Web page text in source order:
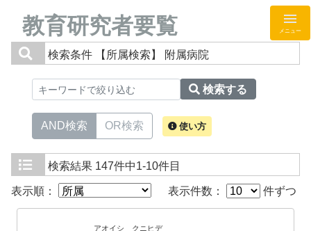
教育研究者要覧 メニュー
検索条件 【所属検索】 附属病院
検索する
AND検索 OR検索 使い方
検索結果 147件中1-10件目
表示順： 表示件数： 件ずつ
アオイシ クニヒデ